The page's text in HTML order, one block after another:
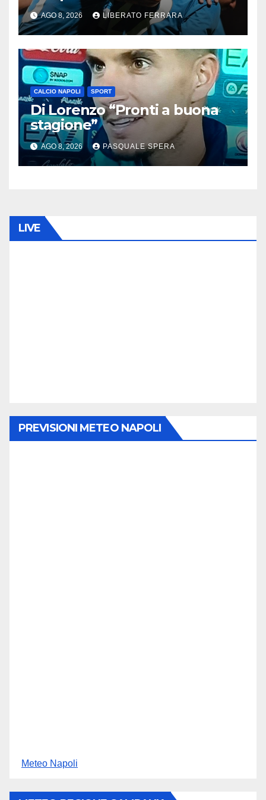
AGO 8, 2026 LIBERATO FERRARA
CALCIO NAPOLI SPORT
Di Lorenzo “Pronti a buona
stagione”
AGO 8, 2026 PASQUALE SPERA
LIVE
PREVISIONI METEO NAPOLI
Meteo Napoli